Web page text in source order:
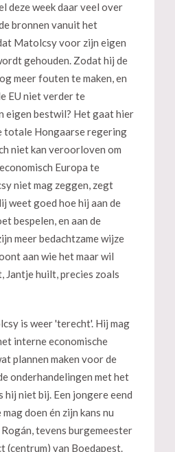
deze week daar veel over
bronnen vanuit het
Matolcsy voor zijn eigen
gehouden. Zodat hij de
meer fouten te maken, en
EU niet verder te
eigen bestwil? Het gaat hier
totale Hongaarse regering
niet kan veroorloven om
Europa te
niet mag zeggen, zegt
weet goed hoe hij aan de
bespelen, en aan de
meer bedachtzame wijze
aan wie het maar wil
Jantje huilt, precies zoals
is weer 'terecht'. Hij mag
interne economische
plannen maken voor de
onderhandelingen met het
hij niet bij. Een jongere eend
doen én zijn kans nu
tevens burgemeester
(centrum) van Boedapest.